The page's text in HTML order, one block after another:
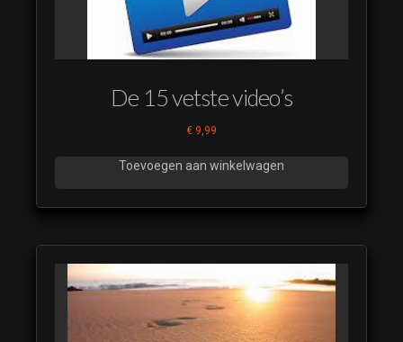
(luistervoorbeeld)
(luistervoorbeeld)
(luistervoorbeeld)
De 15 vetste video’s
€ 9,99
Toevoegen aan winkelwagen